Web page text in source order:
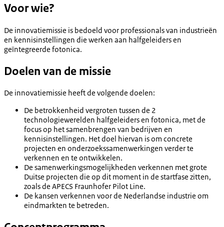
Voor wie?
De innovatiemissie is bedoeld voor professionals van industrieën
en kennisinstellingen die werken aan halfgeleiders en
geïntegreerde fotonica.
Doelen van de missie
De innovatiemissie heeft de volgende doelen:
De betrokkenheid vergroten tussen de 2
technologiewerelden halfgeleiders en fotonica, met de
focus op het samenbrengen van bedrijven en
kennisinstellingen. Het doel hiervan is om concrete
projecten en onderzoekssamenwerkingen verder te
verkennen en te ontwikkelen.
De samenwerkingsmogelijkheden verkennen met grote
Duitse projecten die op dit moment in de startfase zitten,
zoals de APECS Fraunhofer Pilot Line.
De kansen verkennen voor de Nederlandse industrie om
eindmarkten te betreden.